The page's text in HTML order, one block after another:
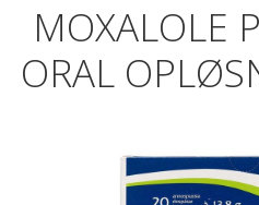
MOXALOLE
ORAL